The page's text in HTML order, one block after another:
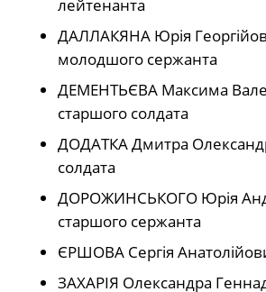
лейтенанта
ДАЛЛАКЯНА Юрія
молодшого сержанта
ДЕМЕНТЬЄВА Максима
старшого солдата
ДОДАТКА Дмитра
солдата
ДОРОЖИНСЬКОГО Юрія
старшого сержанта
ЄРШОВА Сергія
ЗАХАРІЯ Олександра